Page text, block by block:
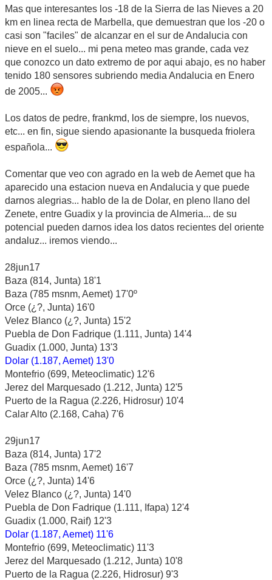
Mas que interesantes los -18 de la Sierra de las Nieves a 20
km en linea recta de Marbella, que demuestran que los -20 o
casi son "faciles" de alcanzar en el sur de Andalucia con
nieve en el suelo... mi pena meteo mas grande, cada vez
que conozco un dato extremo de por aqui abajo, es no haber
tenido 180 sensores subriendo media Andalucia en Enero
de 2005...
Los datos de pedre, frankmd, los de siempre, los nuevos,
etc... en fin, sigue siendo apasionante la busqueda friolera
española...
Comentar que veo con agrado en la web de Aemet que ha
aparecido una estacion nueva en Andalucia y que puede
darnos alegrias... hablo de la de Dolar, en pleno llano del
Zenete, entre Guadix y la provincia de Almeria... de su
potencial pueden darnos idea los datos recientes del oriente
andaluz... iremos viendo...
28jun17
Baza (814, Junta) 18'1
Baza (785 msnm, Aemet) 17'0º
Orce (¿?, Junta) 16'0
Velez Blanco (¿?, Junta) 15'2
Puebla de Don Fadrique (1.111, Junta) 14'4
Guadix (1.000, Junta) 13'3
Dolar (1.187, Aemet) 13'0
Montefrio (699, Meteoclimatic) 12'6
Jerez del Marquesado (1.212, Junta) 12'5
Puerto de la Ragua (2.226, Hidrosur) 10'4
Calar Alto (2.168, Caha) 7'6
29jun17
Baza (814, Junta) 17'2
Baza (785 msnm, Aemet) 16'7
Orce (¿?, Junta) 14'6
Velez Blanco (¿?, Junta) 14'0
Puebla de Don Fadrique (1.111, Ifapa) 12'4
Guadix (1.000, Raif) 12'3
Dolar (1.187, Aemet) 11'6
Montefrio (699, Meteoclimatic) 11'3
Jerez del Marquesado (1.212, Junta) 10'8
Puerto de la Ragua (2.226, Hidrosur) 9'3